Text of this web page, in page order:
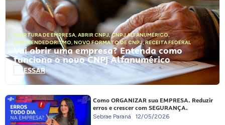
ABERTURA DE EMPRESA, ABRIR CNPJ,CNPJ ALFANUMÉRICO,
EMPREENDEDORISMO, NOVO FORMATO DE CNPJ,RECEITA FEDERAL
Vai abrir uma empresa? Entenda como
funciona o novo CNPJ Alfanumérico
ACESSAR
Como ORGANIZAR sua EMPRESA. Reduzir
erros e crescer com SEGURANÇA.
Sebrae Paraná 12/05/2026